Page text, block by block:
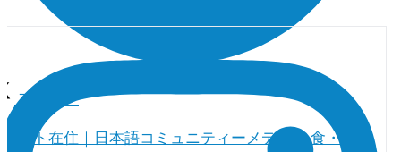
フォロー
ント在住｜日本語コミュニティーメディア 食・人・